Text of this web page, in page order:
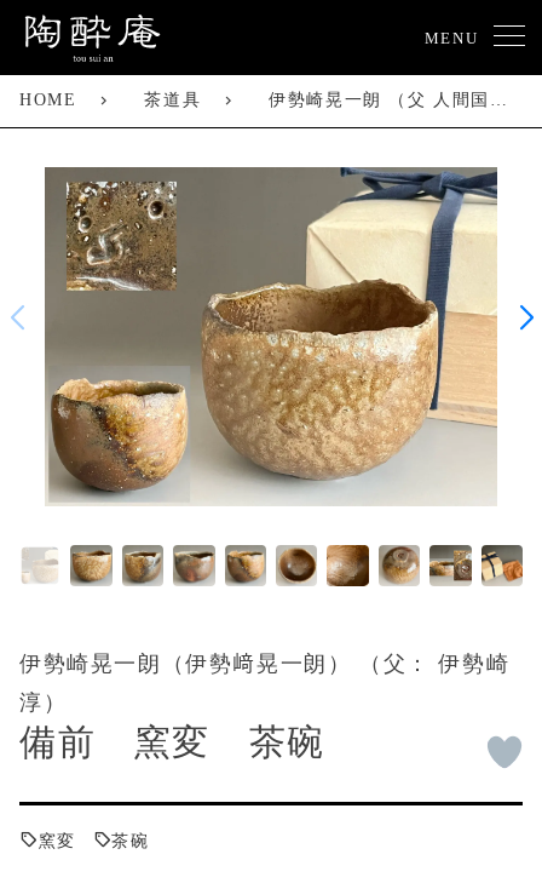
MENU
HOME 茶道具 伊勢崎晃一朗 （父 人間国宝 伊勢崎淳） 備前 窯変 茶碗 茶道具
伊勢崎晃一朗（伊勢﨑晃一朗） （父： 伊勢崎
淳）
備前 窯変 茶碗
窯変 茶碗